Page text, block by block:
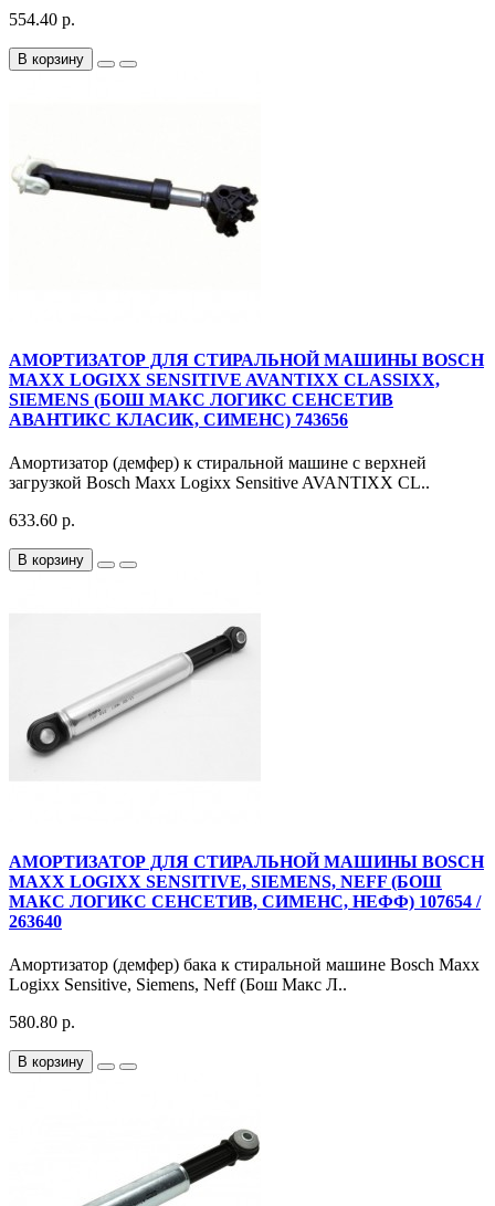
554.40 р.
В корзину
АМОРТИЗАТОР ДЛЯ СТИРАЛЬНОЙ МАШИНЫ BOSCH
MAXX LOGIXX SENSITIVE AVANTIXX CLASSIXX,
SIEMENS (БОШ МАКС ЛОГИКС СЕНСЕТИВ
АВАНТИКС КЛАСИК, СИМЕНС) 743656
Амортизатор (демфер) к стиральной машине с верхней
загрузкой Bosch Maxx Logixx Sensitive AVANTIXX CL..
633.60 р.
В корзину
АМОРТИЗАТОР ДЛЯ СТИРАЛЬНОЙ МАШИНЫ BOSCH
MAXX LOGIXX SENSITIVE, SIEMENS, NEFF (БОШ
МАКС ЛОГИКС СЕНСЕТИВ, СИМЕНС, НЕФФ) 107654 /
263640
Амортизатор (демфер) бака к стиральной машине Bosch Maxx
Logixx Sensitive, Siemens, Neff (Бош Макс Л..
580.80 р.
В корзину